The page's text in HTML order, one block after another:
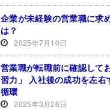
企業が未経験の営業職に求
は？
2025年7月10日
営業職が転職前に確認して
習力」 入社後の成功を左右
循環
2025年3月26日